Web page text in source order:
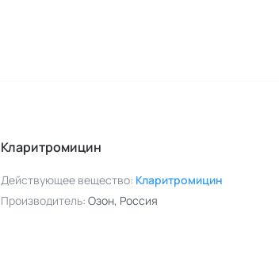
Кларитромицин
Действующее вещество: Кларитромицин
Производитель: Озон, Россия